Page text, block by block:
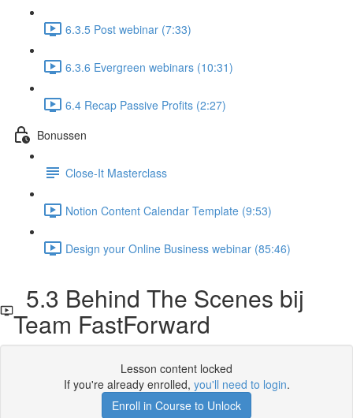
6.3.5 Post webinar (7:33)
6.3.6 Evergreen webinars (10:31)
6.4 Recap Passive Profits (2:27)
Bonussen
Close-It Masterclass
Notion Content Calendar Template (9:53)
Design your Online Business webinar (85:46)
5.3 Behind The Scenes bij
Team FastForward
Lesson content locked
If you're already enrolled, you'll need to login.
Enroll in Course to Unlock